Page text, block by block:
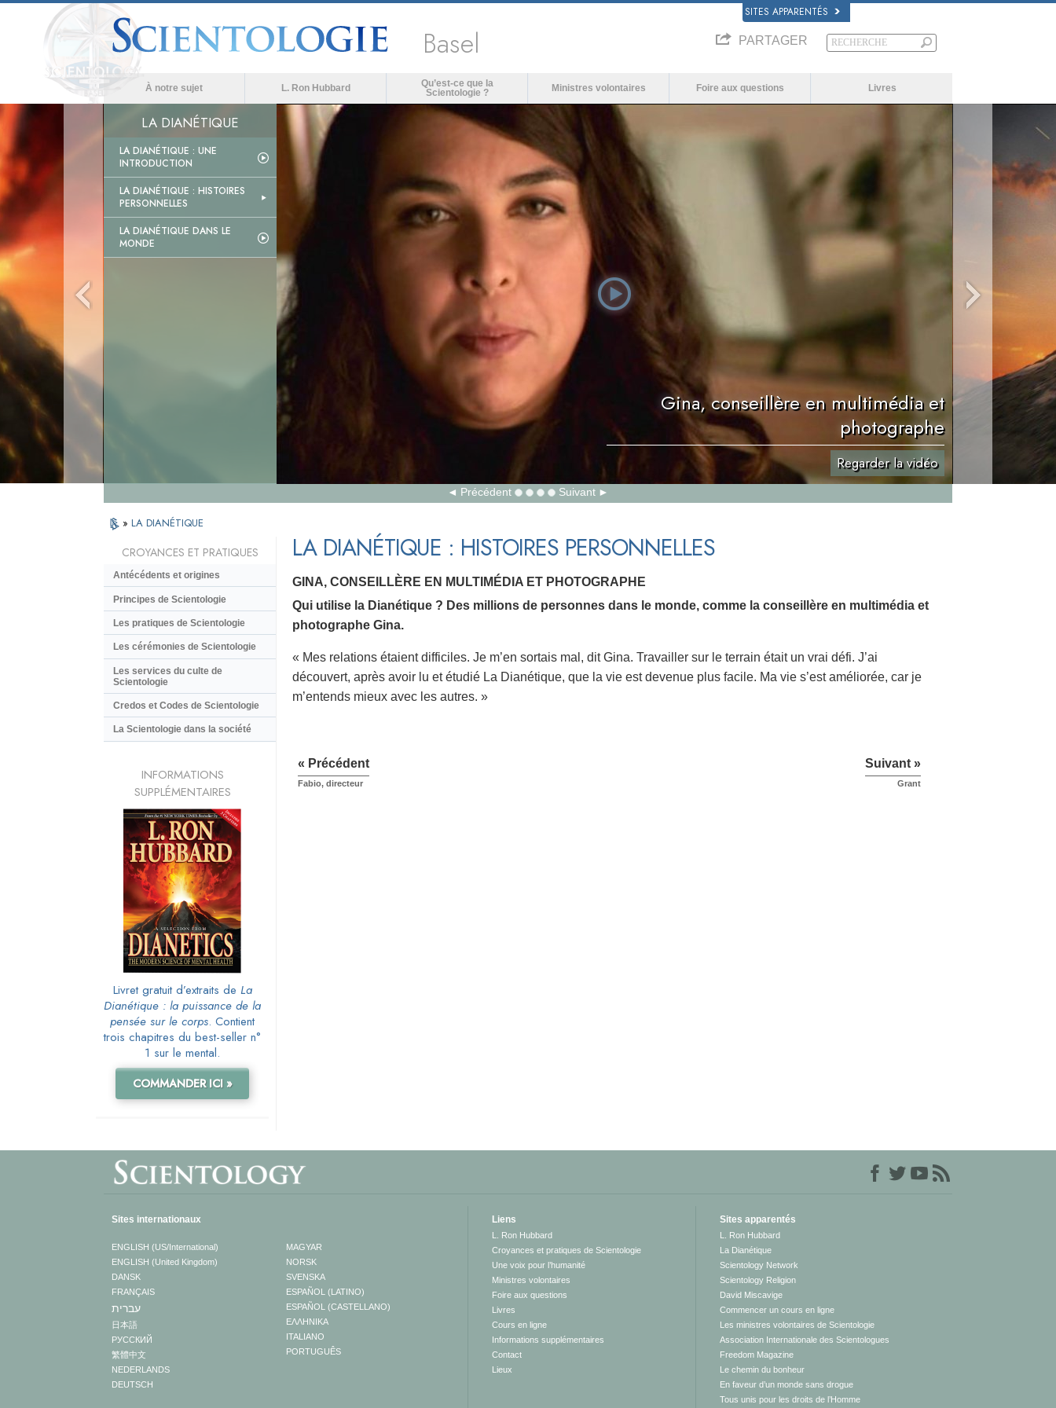
SITES APPARENTÉS
Basel PARTAGER
À notre sujet L. Ron Hubbard
Qu’est-ce que la
Scientologie ?
Ministres volontaires Foire aux questions Livres
LA DIANÉTIQUE
LA DIANÉTIQUE : UNE
INTRODUCTION
LA DIANÉTIQUE : HISTOIRES
PERSONNELLES
LA DIANÉTIQUE DANS LE
MONDE
Gina, conseillère en multimédia et
photographe
Regarder la vidéo
Précédent Suivant
» LA DIANÉTIQUE
LA DIANÉTIQUE : HISTOIRES PERSONNELLES
GINA, CONSEILLÈRE EN MULTIMÉDIA ET PHOTOGRAPHE
Qui utilise la Dianétique ? Des millions de personnes dans le monde, comme la conseillère en multimédia et
photographe Gina.
« Mes relations étaient difficiles. Je m’en sortais mal, dit Gina. Travailler sur le terrain était un vrai défi. J’ai
découvert, après avoir lu et étudié La Dianétique, que la vie est devenue plus facile. Ma vie s’est améliorée, car je
m’entends mieux avec les autres. »
« Précédent
Fabio, directeur
Suivant »
Grant
CROYANCES ET PRATIQUES
Antécédents et origines
Principes de Scientologie
Les pratiques de Scientologie
Les cérémonies de Scientologie
Les services du culte de
Scientologie
Credos et Codes de Scientologie
La Scientologie dans la société
INFORMATIONS
SUPPLÉMENTAIRES
Livret gratuit d’extraits de La
Dianétique : la puissance de la
pensée sur le corps. Contient
trois chapitres du best-seller n°
1 sur le mental.
COMMANDER ICI »
Sites internationaux
ENGLISH (US/International)
ENGLISH (United Kingdom)
DANSK
FRANÇAIS
עברית
日本語
РУССКИЙ
繁體中文
NEDERLANDS
DEUTSCH
MAGYAR
NORSK
SVENSKA
ESPAÑOL (LATINO)
ESPAÑOL (CASTELLANO)
ΕΛΛΗΝΙΚA
ITALIANO
PORTUGUÊS
Liens
L. Ron Hubbard
Croyances et pratiques de Scientologie
Une voix pour l’humanité
Ministres volontaires
Foire aux questions
Livres
Cours en ligne
Informations supplémentaires
Contact
Lieux
Sites apparentés
L. Ron Hubbard
La Dianétique
Scientology Network
Scientology Religion
David Miscavige
Commencer un cours en ligne
Les ministres volontaires de Scientologie
Association Internationale des Scientologues
Freedom Magazine
Le chemin du bonheur
En faveur d’un monde sans drogue
Tous unis pour les droits de l’Homme